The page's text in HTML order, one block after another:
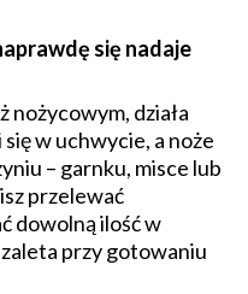
się nadaje
nożycowym, działa
w uchwycie, a noże
– garnku, misce lub
przelewać
dowolną ilość w
przy gotowaniu